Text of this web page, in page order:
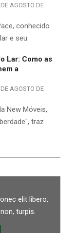
AGOSTO DE
conhecido
e seu
Lar: Como as
a
AGOSTO DE
New Móveis,
traz
elit libero,
turpis.